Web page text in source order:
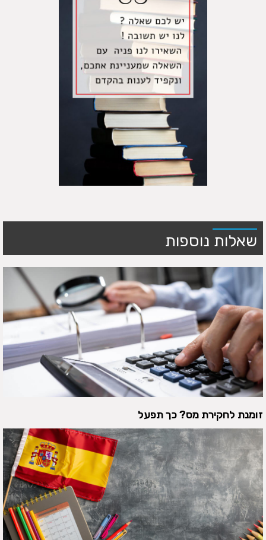
שאלות נוספות
זומנת לחקירת מס? כך תפעל